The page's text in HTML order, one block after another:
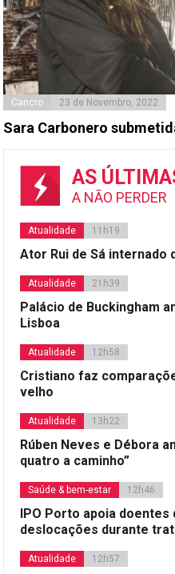
Cancro 23 de Novembro, 2022
Sara Carbonero
AS
A NÃO PERDER
Atualidade 11h19
Ator Rui de Sá
Atualidade 21h39
Palácio de Buckingham
Lisboa
Atualidade 12h58
Cristiano faz
velho
Atualidade 13h22
Rúben Neves e Débora
quatro a caminho”
Saúde & bem-estar 12h46
IPO Porto apoia
deslocações durante
Atualidade 12h57